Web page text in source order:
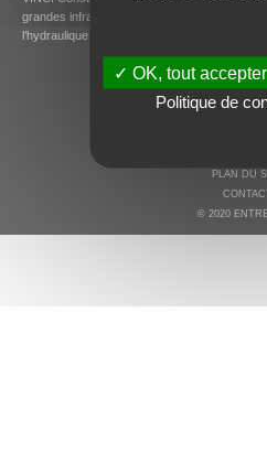
grandes infrastructures de demain, en
l’hydraulique et de l’environnement, des
PLAN DU
© 2020
✓ OK, tout accepter
Politique de